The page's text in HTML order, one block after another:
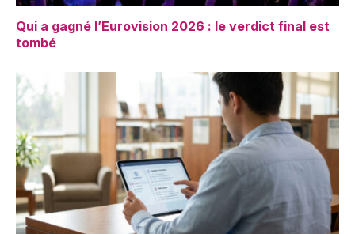
Qui a gagné l’Eurovision 2026 : le verdict final est
tombé